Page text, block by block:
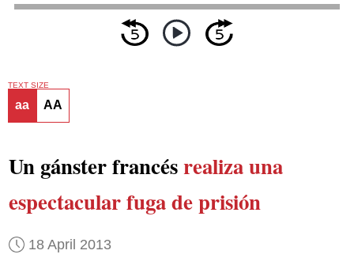
TEXT SIZE
aa AA
Un gánster francésrealiza una
espectacular fuga de prisión
18 April 2013